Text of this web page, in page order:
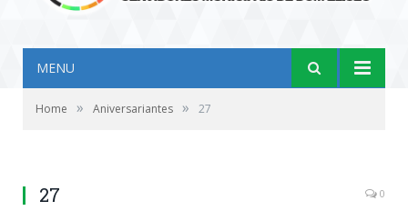
MENU
Home » Aniversariantes » 27
27 0